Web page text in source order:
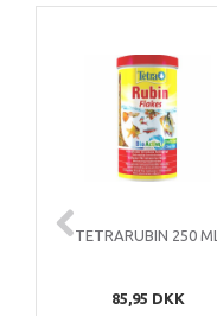
TETRARUBIN 250 ML
85,95 DKK